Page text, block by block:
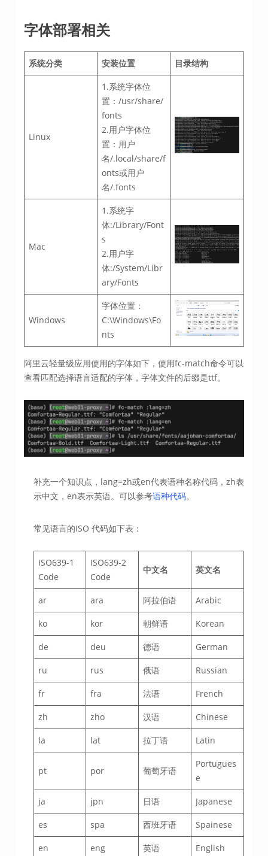
字体部署相关
系统分类 安装位置 目录结构
Linux
1.系统字体位
置：/usr/share/
fonts
2.用户字体位
置：用户
名/.local/share/f
onts或用户
名/.fonts
Mac
1.系统字
体:/Library/Font
s
2.用户字
体:/System/Libr
ary/Fonts
Windows
字体位置：
C:\Windows\Fo
nts
阿里云轻量级应用使用的字体如下，使用fc-match命令可以
查看匹配选择语言适配的字体，字体文件的后缀是ttf。
补充一个知识点，lang=zh或en代表语种名称代码，zh表
示中文，en表示英语。可以参考语种代码。
常见语言的ISO 代码如下表：
ISO639-1
Code
ISO639-2
Code
中文名 英文名
ar ara 阿拉伯语 Arabic
ko kor 朝鲜语 Korean
de deu 德语 German
ru rus 俄语 Russian
fr fra 法语 French
zh zho 汉语 Chinese
la lat 拉丁语 Latin
pt por 葡萄牙语
Portugues
e
ja jpn 日语 Japanese
es spa 西班牙语 Spainese
en eng 英语 English